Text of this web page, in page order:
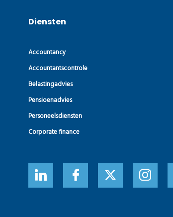
Diensten
Accountancy
Accountants­controle
Belastingadvies
Pensioenadvies
Personeelsdiensten
Corporate finance